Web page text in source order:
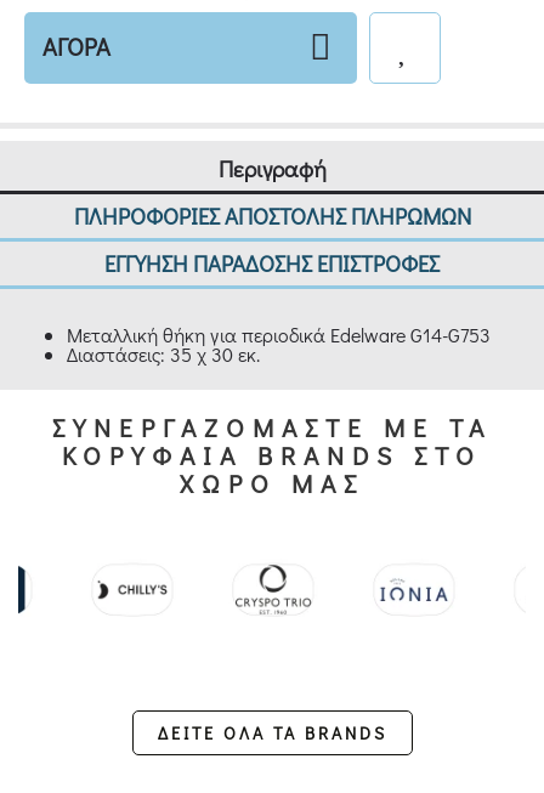
ΑΓΟΡΑ
Περιγραφή
ΠΛΗΡΟΦΟΡΙΕΣ ΑΠΟΣΤΟΛΗΣ ΠΛΗΡΩΜΩΝ
ΕΓΓΥΗΣΗ ΠΑΡΑΔΟΣΗΣ ΕΠΙΣΤΡΟΦΕΣ
Μεταλλική θήκη για περιοδικά Edelware G14-G753
Διαστάσεις: 35 χ 30 εκ.
ΣΥΝΕΡΓΑΖΟΜΑΣΤΕ ΜΕ ΤΑ
ΚΟΡΥΦΑΙΑ BRANDS ΣΤΟ
ΧΩΡΟ ΜΑΣ
ΔΕΙΤΕ ΟΛΑ ΤΑ BRANDS